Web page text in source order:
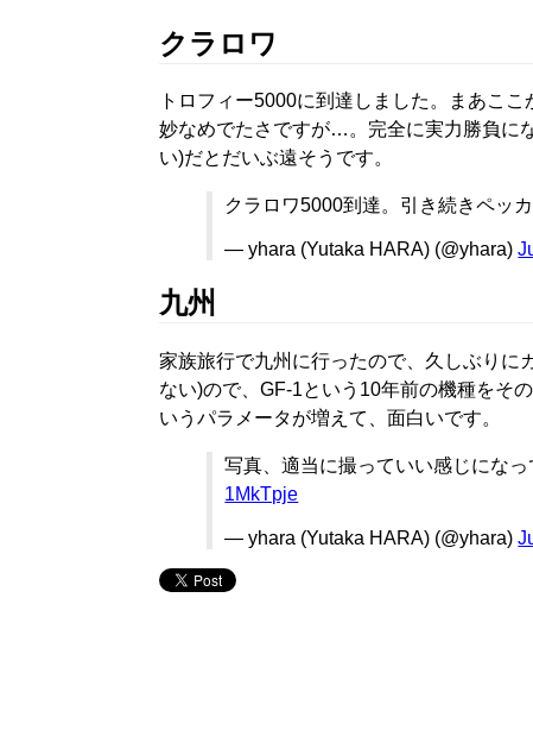
クラロワ
トロフィー5000に到達しました。まあこ
妙なめでたさですが…。完全に実力勝負に
い)だとだいぶ遠そうです。
クラロワ5000到達。引き続きペッ
— yhara (Yutaka HARA) (@yhara)
九州
家族旅行で九州に行ったので、久しぶりに
ない)ので、GF-1という10年前の機種をそ
いうパラメータが増えて、面白いです。
写真、適当に撮っていい感じにな
1MkTpje
— yhara (Yutaka HARA) (@yhara)